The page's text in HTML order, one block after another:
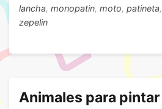
lancha, monopatin, moto, patineta,
zepelin
Animales para pintar